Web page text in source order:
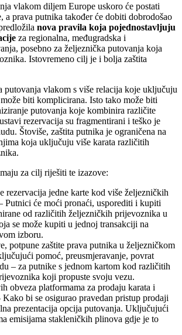
vlakom diljem Europe uskoro će postati
a prava putnika također će dobiti dobrodošao
nova pravila koja pojednostavljuju
za regionalna, međugradska i
posebno za željeznička putovanja koja
Istovremeno cilj je i bolja zaštita
putovanja vlakom s više relacija koje uključuju
biti komplicirana. Isto tako može biti
putovanja koje kombinira različite
rezervacija su fragmentirani i teško je
Štoviše, zaštita putnika je ograničena na
koja uključuju više karata različitih
za cilj riješiti te izazove:
rezervacija jedne karte kod više željezničkih
Putnici će moći pronaći, usporediti i kupiti
od različitih željezničkih prijevoznika u
se može kupiti u jednoj transakciji na
izboru.
potpune zaštite prava putnika u željezničkom
pomoć, preusmjeravanje, povrat
– za putnike s jednom kartom kod različitih
koji propuste svoju vezu.
obveza platformama za prodaju karata i
Kako bi se osigurao pravedan pristup prodaji
prezentacija opcija putovanja. Uključujući
emisijama stakleničkih plinova gdje je to